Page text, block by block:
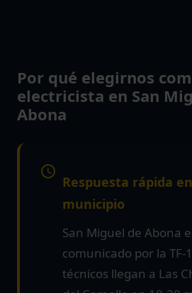
Por qué elegirnos
electricista en San
Abona
Respuesta rápida
municipio
San Miguel de Abona
comunicado por la TF-
técnicos llegan a Las